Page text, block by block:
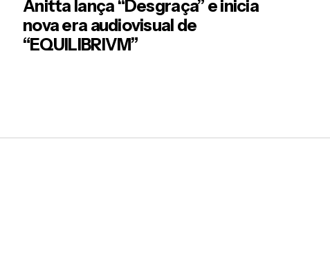
Anitta lança “Desgraça” e inicia
nova era audiovisual de
“EQUILIBRIVM”